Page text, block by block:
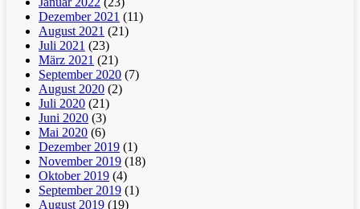
Dezember 2021 (11)
August 2021 (21)
Juli 2021 (23)
März 2021 (21)
September 2020 (7)
August 2020 (2)
Juli 2020 (21)
Juni 2020 (3)
Mai 2020 (6)
Dezember 2019 (1)
November 2019 (18)
Oktober 2019 (4)
September 2019 (1)
August 2019 (19)